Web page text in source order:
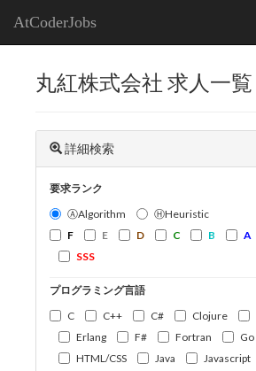
AtCoderJobs
丸紅株式会社 求人一覧
詳細検索
要求ランク
ⒶAlgorithm
ⒽHeuristic
F
E D C B A
SSS
プログラミング言語
C
C++ C# Clojure
Erlang
F# Fortran Go
HTML/CSS
Java Javascript